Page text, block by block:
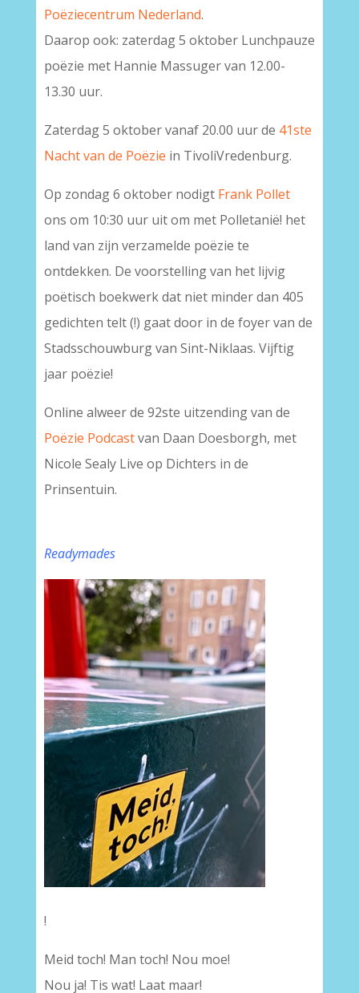
Poëziecentrum Nederland.
Daarop ook: zaterdag 5 oktober Lunchpauze
poëzie met Hannie Massuger van 12.00-
13.30 uur.
Zaterdag 5 oktober vanaf 20.00 uur de 41ste
Nacht van de Poëzie in TivoliVredenburg.
Op zondag 6 oktober nodigt Frank Pollet
ons om 10:30 uur uit om met Polletanië! het
land van zijn verzamelde poëzie te
ontdekken. De voorstelling van het lijvig
poëtisch boekwerk dat niet minder dan 405
gedichten telt (!) gaat door in de foyer van de
Stadsschouwburg van Sint-Niklaas. Vijftig
jaar poëzie!
Online alweer de 92ste uitzending van de
Poëzie Podcastvan Daan Doesborgh, met
Nicole Sealy Live op Dichters in de
Prinsentuin.
Readymades
!
Meid toch! Man toch! Nou moe!
Nou ja! Tis wat! Laat maar!